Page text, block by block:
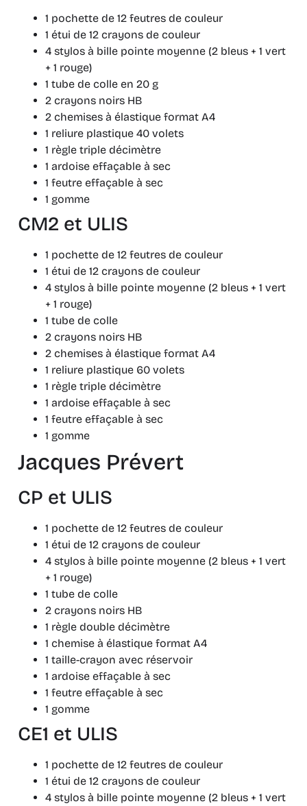
1 pochette de 12 feutres de couleur
1 étui de 12 crayons de couleur
4 stylos à bille pointe moyenne (2 bleus + 1 vert
+ 1 rouge)
1 tube de colle en 20 g
2 crayons noirs HB
2 chemises à élastique format A4
1 reliure plastique 40 volets
1 règle triple décimètre
1 ardoise effaçable à sec
1 feutre effaçable à sec
1 gomme
CM2 et ULIS
1 pochette de 12 feutres de couleur
1 étui de 12 crayons de couleur
4 stylos à bille pointe moyenne (2 bleus + 1 vert
+ 1 rouge)
1 tube de colle
2 crayons noirs HB
2 chemises à élastique format A4
1 reliure plastique 60 volets
1 règle triple décimètre
1 ardoise effaçable à sec
1 feutre effaçable à sec
1 gomme
Jacques Prévert
CP et ULIS
1 pochette de 12 feutres de couleur
1 étui de 12 crayons de couleur
4 stylos à bille pointe moyenne (2 bleus + 1 vert
+ 1 rouge)
1 tube de colle
2 crayons noirs HB
1 règle double décimètre
1 chemise à élastique format A4
1 taille-crayon avec réservoir
1 ardoise effaçable à sec
1 feutre effaçable à sec
1 gomme
CE1 et ULIS
1 pochette de 12 feutres de couleur
1 étui de 12 crayons de couleur
4 stylos à bille pointe moyenne (2 bleus + 1 vert